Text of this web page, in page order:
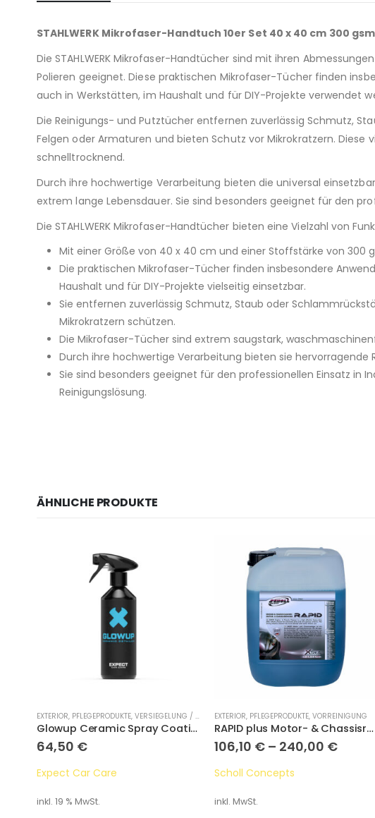
STAHLWERK Mikrofaser-Handtuch 10er Set 40 x 40 cm 300
Die STAHLWERK Mikrofaser-Handtücher sind mit ihren
Polieren geeignet. Diese praktischen Mikrofaser-Tücher finden
auch in Werkstätten, im Haushalt und für DIY-Projekte verwendet
Die Reinigungs- und Putztücher entfernen zuverlässig Schmutz,
Felgen oder Armaturen und bieten Schutz vor Mikrokratzern.
schnelltrocknend.
Durch ihre hochwertige Verarbeitung bieten die universal
extrem lange Lebensdauer. Sie sind besonders geeignet für den
Die STAHLWERK Mikrofaser-Handtücher bieten eine Vielzahl von
Mit einer Größe von 40 x 40 cm und einer Stoffstärke von 300
Die praktischen Mikrofaser-Tücher finden insbesondere
Haushalt und für DIY-Projekte vielseitig einsetzbar.
Sie entfernen zuverlässig Schmutz, Staub oder
Mikrokratzern schützen.
Die Mikrofaser-Tücher sind extrem saugstark,
Durch ihre hochwertige Verarbeitung bieten sie
Sie sind besonders geeignet für den professionellen Einsatz in
Reinigungslösung.
ÄHNLICHE PRODUKTE
EXTERIOR, PFLEGEPRODUKTE, VERSIEGELUNG / DETAILER
Glowup Ceramic Spray Coating
64,50 €
Expect Car Care
inkl. 19 % MwSt.
EXTERIOR, PFLEGEPRODUKTE, VORREINIGUNG
RAPID plus Motor- & Chassisreiniger
106,10 € – 240,00 €
Scholl Concepts
inkl. MwSt.